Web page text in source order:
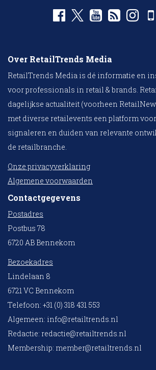
Over RetailTrends Media
RetailTrends Media is dé informatie en
voor professionals in retail & brands.
dagelijkse actualiteit (voorheen
met diverse retailevents een platform
signaleren en duiden van relevante
de retailbranche.
Onze privacyverklaring
Algemene voorwaarden
Contactgegevens
Postadres
Postbus 78
6720 AB Bennekom
Bezoekadres
Lindelaan 8
6721 VC Bennekom
Telefoon: +31 (0) 318 431 553
Algemeen: info@retailtrends.nl
Redactie: redactie@retailtrends.nl
Membership: member@retailtrends.nl